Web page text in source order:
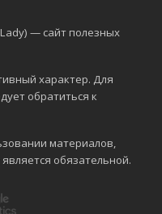
— сайт полезных
характер. Для
обратиться к
материалов,
обязательной.